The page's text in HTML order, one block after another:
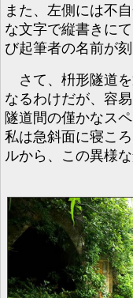
また、左側には不
な文字で縦書きに
び起筆者の名前が刻
さて、枡形隧道
なるわけだが、容
隧道間の僅かなス
私は急斜面に寝こ
ルから、この異様